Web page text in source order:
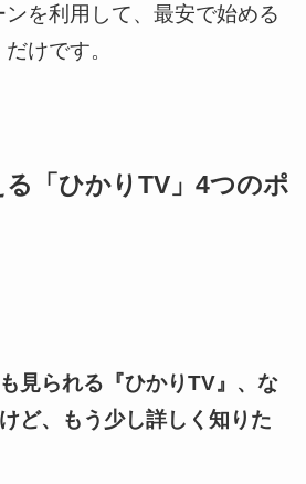
を利用して、最安で始める
だけです。
「ひかりTV」4つのポ
見られる『ひかりTV』、な
ど、もう少し詳しく知りた